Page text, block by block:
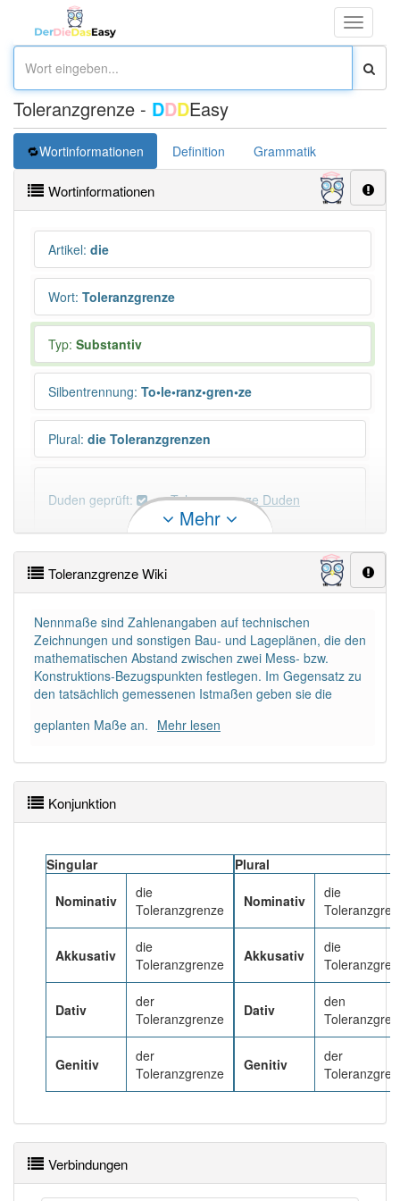
Toggle
Toleranzgrenze - DDDEasy
Wortinformationen Definition Grammatik
Wortinformationen
Artikel: die
Wort: Toleranzgrenze
Typ: Substantiv
Silbentrennung: To•le•ranz•gren•ze
Plural: die Toleranzgrenzen
Duden geprüft: Toleranzgrenze Duden
PowerIndex:5
Häufigkeit: 4 von 10
Wörter mit Endung-toleranzgrenze : 1
Wörter mit Endung
86% unserer Spielapp-Nutzer haben den Artikel
korrekt erraten.
Mehr
Toleranzgrenze Wiki
Nennmaße sind Zahlenangaben auf technischen
Zeichnungen und sonstigen Bau- und Lageplänen, die den
mathematischen Abstand zwischen zwei Mess- bzw.
Konstruktions-Bezugspunkten festlegen. Im Gegensatz zu
den tatsächlich gemessenen Istmaßen geben sie die
geplanten Maße an. Mehr lesen
Konjunktion
Singular
Nominativ
die
Toleranzgrenze
Akkusativ
die
Toleranzgrenze
Dativ
der
Toleranzgrenze
Genitiv
der
Toleranzgrenze
Plural
Nominativ
die
Akkusativ
die
Dativ
den
Genitiv
der
Verbindungen